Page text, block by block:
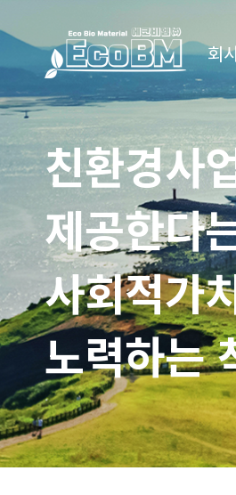
회
친환경사
제공한다
사회적가
노력하는